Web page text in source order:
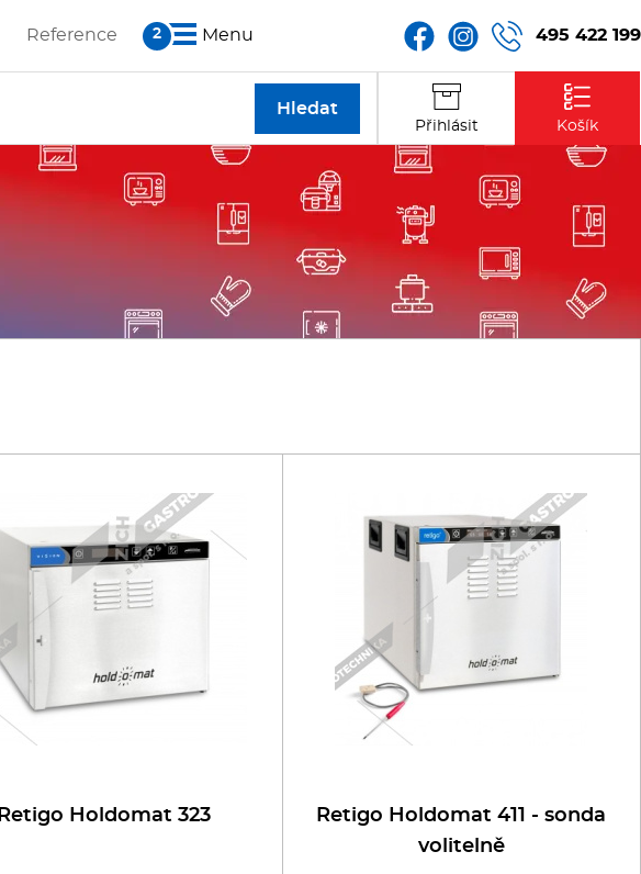
495 422 199
Přihlásit Košík
Reference Menu
Retigo Holdomat 323
Retigo Holdomat 411 - sonda
volitelně